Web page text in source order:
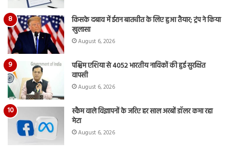
किसके दबाव में ईरान बातचीत के लिए हुआ तैयार; ट्रंप ने किया
खुलासा
August 6, 2026
पश्चिम एशिया से 4052 भारतीय नाविकों की हुई सुरक्षित
वापसी
August 6, 2026
स्कैम वाले विज्ञापनों के जरिए हर साल अरबों डॉलर कमा रहा
मेटा
August 6, 2026